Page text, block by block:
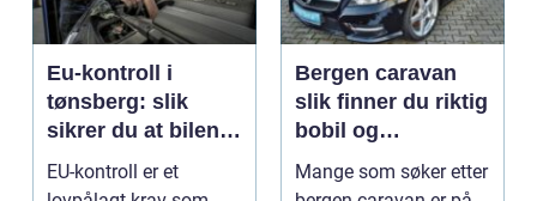
Eu-kontroll i
tønsberg: slik
sikrer du at bilen
går gjennom
EU-kontroll er et
Bergen caravan
slik finner du riktig
bobil og
campingvogn på
vestlandet
Mange som søker etter